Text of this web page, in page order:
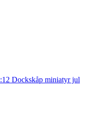
Dockskåp miniatyr jul